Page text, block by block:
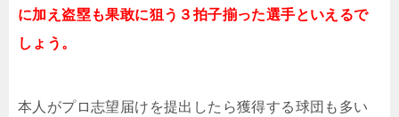
に加え盗塁も果敢に狙う３拍子揃った選手といえるで
しょう。
本人がプロ志望届けを提出したら獲得する球団も多い